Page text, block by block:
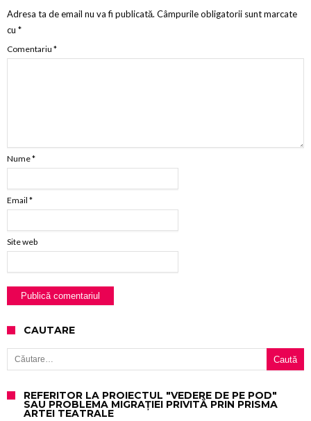
Adresa ta de email nu va fi publicată. Câmpurile obligatorii sunt marcate
cu *
Comentariu *
Nume*
Email *
Site web
CAUTARE
Caută după:
REFERITOR LA PROIECTUL "VEDERE DE PE POD"
SAU PROBLEMA MIGRAȚIEI PRIVITĂ PRIN PRISMA
ARTEI TEATRALE